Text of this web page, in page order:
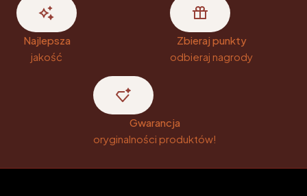
Najlepsza
jakość
Zbieraj punkty
odbieraj nagrody
Gwarancja
oryginalności produktów!